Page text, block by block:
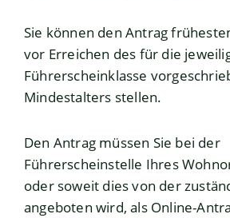
Sie können den Antrag
vor Erreichen des für die
Führerscheinklasse
Mindestalters stellen.
Den Antrag müssen Sie bei der
Führerscheinstelle Ihres
oder soweit dies von der
angeboten wird, als Online-